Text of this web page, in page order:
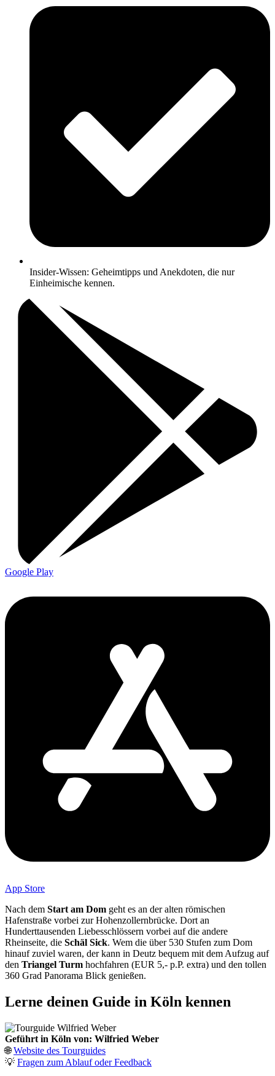
Insider-Wissen: Geheimtipps und Anekdoten, die nur
Einheimische kennen.
Google Play
App Store
Nach dem Start am Dom geht es an der alten römischen
Hafenstraße vorbei zur Hohenzollernbrücke. Dort an
Hunderttausenden Liebesschlössern vorbei auf die andere
Rheinseite, die Schäl Sick. Wem die über 530 Stufen zum Dom
hinauf zuviel waren, der kann in Deutz bequem mit dem Aufzug auf
den Triangel Turm hochfahren (EUR 5,- p.P. extra) und den tollen
360 Grad Panorama Blick genießen.
Lerne deinen Guide in Köln kennen
Geführt in Köln von: Wilfried Weber
🌐Website des Tourguides
💡 Fragen zum Ablauf oder Feedback